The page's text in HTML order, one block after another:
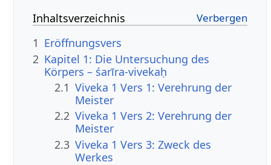
Inhaltsverzeichnis
1 Eröffnungsvers
2 Kapitel 1: Die Untersuchung des
Körpers – śarīra-vivekaḥ
2.1 Viveka 1 Vers 1: Verehrung der
Meister
2.2 Viveka 1 Vers 2: Verehrung der
Meister
2.3 Viveka 1 Vers 3: Zweck des
Werkes